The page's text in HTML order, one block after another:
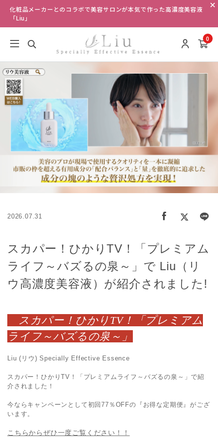
化粧品メーカーとのコラボで美容サロンが本気で作った高濃度美容液
「Liu」
0
2026.07.31
スカパー！ひかりTV！「プレミアム
ライフ～バズるの泉～」で Liu（リ
ウ高濃度美容液）が紹介されました!
スカパー！ひかりTV！「プレミアム
ライフ～バズるの泉～」
Liu (リウ) Specially Effective Essence
スカパー！ひかりTV！「プレミアムライフ～バズるの泉～」で紹
介されました！
今ならキャンペーンとして初回77％OFFの『お得な定期便』がござ
います。
こちらからぜひ一度ご覧ください！！